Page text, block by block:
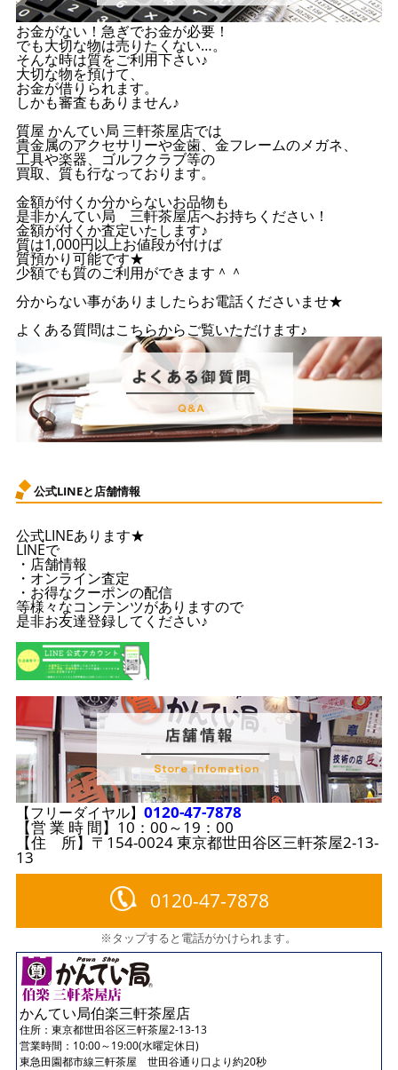
お金がない！急ぎでお金が必要！
でも大切な物は売りたくない…。
そんな時は質をご利用下さい♪
大切な物を預けて、
お金が借りられます。
しかも審査もありません♪
質屋 かんてい局 三軒茶屋店では
貴金属のアクセサリーや金歯、金フレームのメガネ、
工具や楽器、ゴルフクラブ等の
買取、質も行なっております。
金額が付くか分からないお品物も
是非かんてい局 三軒茶屋店へお持ちください！
金額が付くか査定いたします♪
質は1,000円以上お値段が付けば
質預かり可能です★
少額でも質のご利用ができます＾＾
分からない事がありましたらお電話くださいませ★
よくある質問はこちらからご覧いただけます♪
公式LINEと店舗情報
公式LINEあります★
LINEで
・店舗情報
・オンライン査定
・お得なクーポンの配信
等様々なコンテンツがありますので
是非お友達登録してください♪
【フリーダイヤル】 0120-47-7878
【営 業 時 間】10：00～19：00
【住 所】〒154-0024 東京都世田谷区三軒茶屋2-13-
13
0120-47-7878
※タップすると電話がかけられます。
かんてい局伯楽三軒茶屋店
住所： 東京都世田谷区三軒茶屋2-13-13
営業時間：10:00～19:00(水曜定休日)
東急田園都市線三軒茶屋 世田谷通り口より約20秒